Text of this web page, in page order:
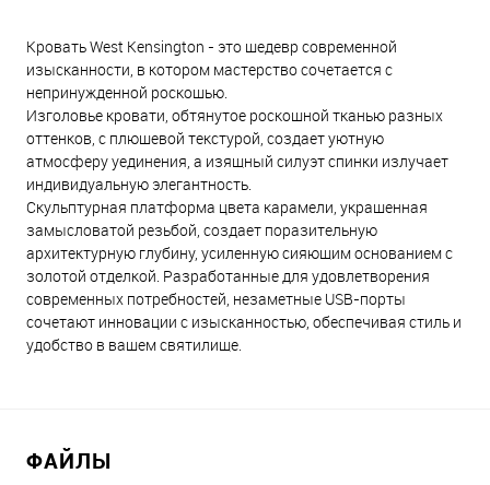
Кровать West Kensington - это шедевр современной
изысканности, в котором мастерство сочетается с
непринужденной роскошью.
Изголовье кровати, обтянутое роскошной тканью разных
оттенков, с плюшевой текстурой, создает уютную
атмосферу уединения, а изящный силуэт спинки излучает
индивидуальную элегантность.
Скульптурная платформа цвета карамели, украшенная
замысловатой резьбой, создает поразительную
архитектурную глубину, усиленную сияющим основанием с
золотой отделкой. Разработанные для удовлетворения
современных потребностей, незаметные USB-порты
сочетают инновации с изысканностью, обеспечивая стиль и
удобство в вашем святилище.
ФАЙЛЫ